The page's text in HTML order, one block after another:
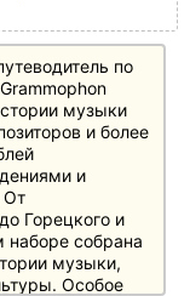
по
музыки
и более
и
От
Горецкого и
наборе собрана
музыки,
Особое